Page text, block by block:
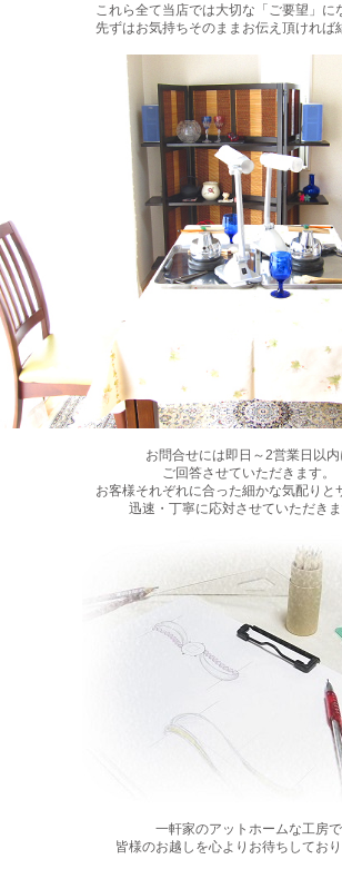
これら全て当店では大切な「ご要望」に
先ずはお気持ちそのままお伝え頂ければ
お問合せには即日～2営業日以内
ご回答させていただきます。
お客様それぞれに合った細かな気配りと
迅速・丁寧に応対させていただきま
一軒家のアットホームな工房で
皆様のお越しを心よりお待ちしており